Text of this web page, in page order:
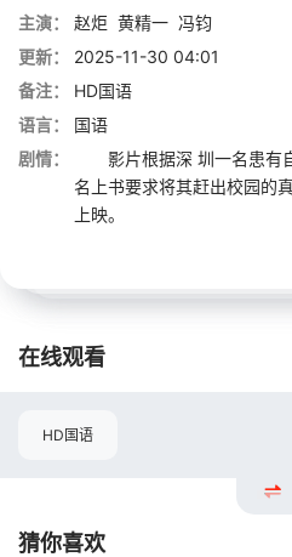
主演：
赵炬 黄精一 冯钧
更新：
2025-11-30 04:01
备注：
HD国语
语言：
国语
剧情：
影片根据深 圳一名患有
名上书要求将其赶出校园的
上映。
在线观看
HD国语
猜你喜欢